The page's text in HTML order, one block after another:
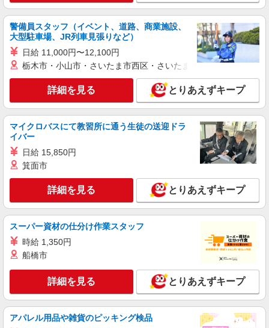
ス【看護助手】
看護助手（ナースエイド）
時給1,200円 ★週払いOK（規定あり） ※給与
幅は経験・能力による
群馬県桐生市 【最寄駅】下新田駅
キープ 詳細を見る
派遣社員
株式会社kotrio /●TK-H-2014329
≪桐生駅≫年齢不問！０からスタートでも活躍
できる看護助手♪
時給1500円〜2125円 ＜日払い有/週払い有/交
通費全支給(ガソリン代含む)＞
群馬県桐生市
キープ 詳細を見る
アルバイト パート 派遣社員
日研トータルソーシング株式会社 メディカルケア事業部/高崎オフィ
ス【看護助手】
看護助手（ナースエイド）
時給1,200円 ★週払いOK（規定あり） ※給与
警備員スタッフ（イベント、道路、商業施設、
大型駐車場、JR列車見張りなど）
日給 11,000円〜12,100円
栃木市・小山市・さいたま市西区・さいたま市岩槻区・久喜市・
詳細を見る とりあえずキープ
マイクロバスにて教習所に通う生徒の送迎ドラ
イバー
日給 15,850円
箕面市
詳細を見る とりあえずキープ
スーパー資材の仕分け作業スタッフ
時給 1,350円
船橋市
詳細を見る とりあえずキープ
アパレル用品や雑貨のピッキング検品